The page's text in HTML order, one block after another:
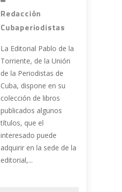
Redacción
Cubaperiodistas
La Editorial Pablo de la
Torriente, de la Unión
de la Periodistas de
Cuba, dispone en su
colección de libros
publicados algunos
títulos, que el
interesado puede
adquirir en la sede de la
editorial,...